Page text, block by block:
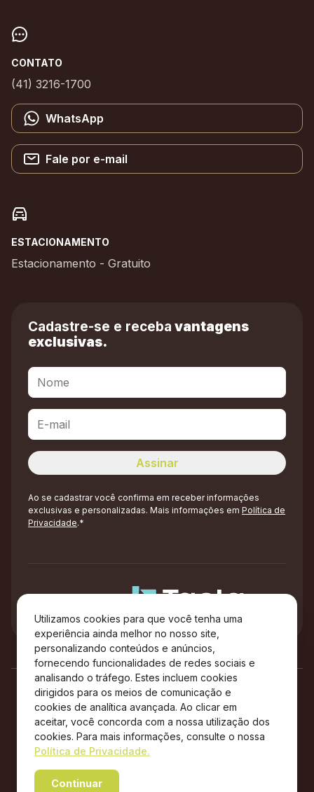
Utilizamos cookies para que você tenha uma
experiência ainda melhor no nosso site,
personalizando conteúdos e anúncios,
fornecendo funcionalidades de redes sociais e
analisando o tráfego. Estes incluem cookies
dirigidos para os meios de comunicação e
cookies de analítica avançada. Ao clicar em
aceitar, você concorda com a nossa utilização dos
cookies. Para mais informações, consulte o nossa
Política de Privacidade.
Continuar
CONTATO
(41) 3216-1700
WhatsApp
Fale por e-mail
ESTACIONAMENTO
Estacionamento - Gratuito
Cadastre-se e receba vantagens
exclusivas.
Ao se cadastrar você confirma em receber informações
exclusivas e personalizadas. Mais informações em Política de
Privacidade.*
Copyright © 2026 City Center Outlet Premium – Todos os